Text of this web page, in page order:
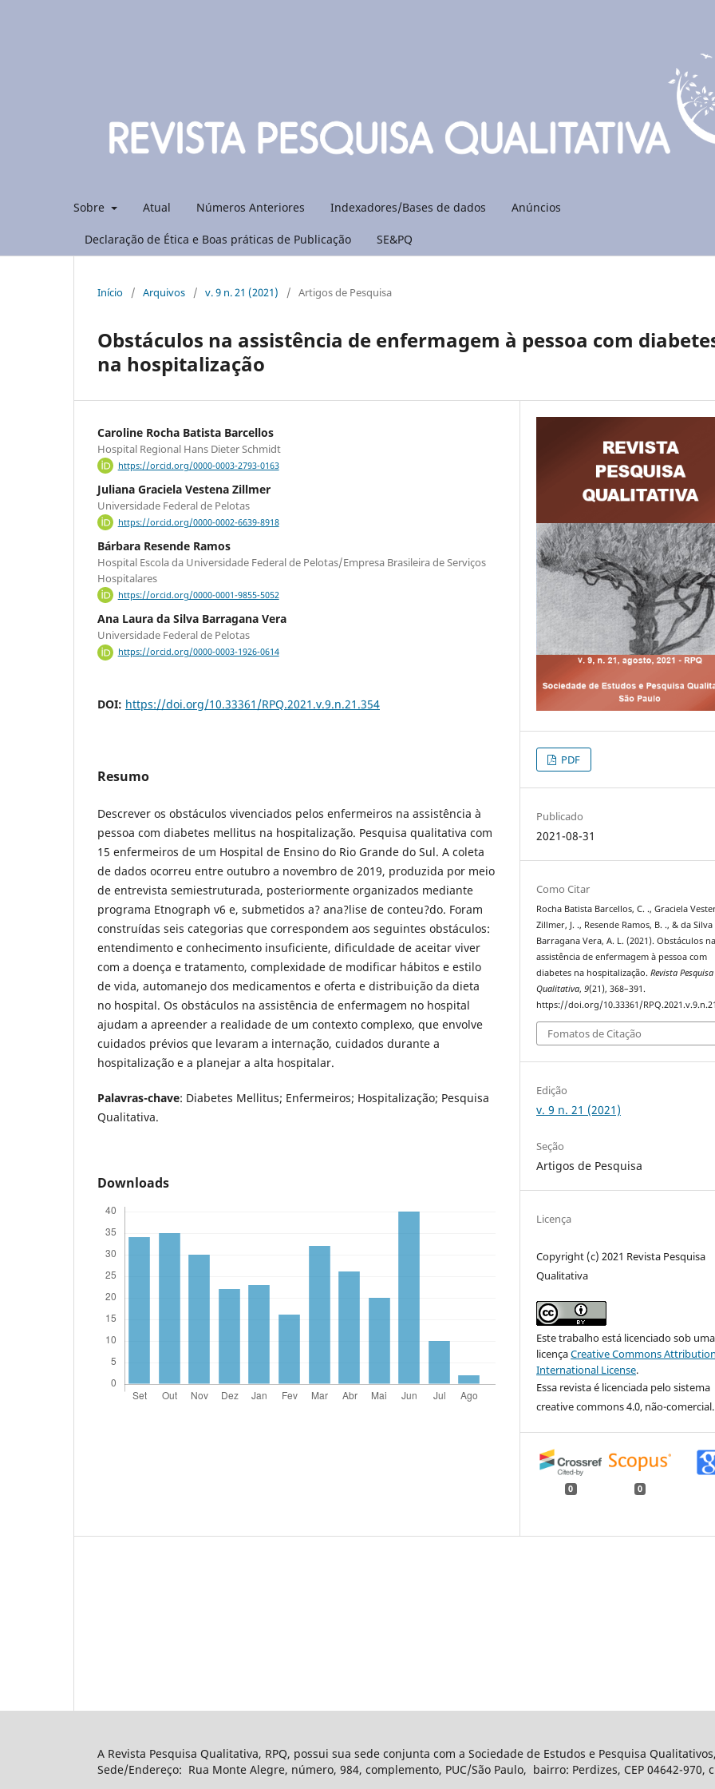
Sobre Atual Números Anteriores Indexadores/Bases de dados Anúncios
Declaração de Ética e Boas práticas de Publicação SE&PQ
Início / Arquivos / v. 9 n. 21 (2021) / Artigos de Pesquisa
Obstáculos na assistência de enfermagem à pessoa com
na hospitalização
Caroline Rocha Batista Barcellos
Hospital Regional Hans Dieter Schmidt
https://orcid.org/0000-0003-2793-0163
Juliana Graciela Vestena Zillmer
Universidade Federal de Pelotas
https://orcid.org/0000-0002-6639-8918
Bárbara Resende Ramos
Hospital Escola da Universidade Federal de Pelotas/Empresa Brasileira de Serviços
Hospitalares
https://orcid.org/0000-0001-9855-5052
Ana Laura da Silva Barragana Vera
Universidade Federal de Pelotas
https://orcid.org/0000-0003-1926-0614
DOI: https://doi.org/10.33361/RPQ.2021.v.9.n.21.354
Resumo
Descrever os obstáculos vivenciados pelos enfermeiros na assistência à
pessoa com diabetes mellitus na hospitalização. Pesquisa qualitativa com
15 enfermeiros de um Hospital de Ensino do Rio Grande do Sul. A coleta
de dados ocorreu entre outubro a novembro de 2019, produzida por meio
de entrevista semiestruturada, posteriormente organizados mediante
programa Etnograph v6 e, submetidos a? ana?lise de conteu?do. Foram
construídas seis categorias que correspondem aos seguintes obstáculos:
entendimento e conhecimento insuficiente, dificuldade de aceitar viver
com a doença e tratamento, complexidade de modificar hábitos e estilo
de vida, automanejo dos medicamentos e oferta e distribuição da dieta
no hospital. Os obstáculos na assistência de enfermagem no hospital
ajudam a apreender a realidade de um contexto complexo, que envolve
cuidados prévios que levaram a internação, cuidados durante a
hospitalização e a planejar a alta hospitalar.
Palavras-chave: Diabetes Mellitus; Enfermeiros; Hospitalização; Pesquisa
Qualitativa.
Downloads
PDF
Publicado
2021-08-31
Como Citar
Rocha Batista Barcellos, C. ., Graciela
Zillmer, J. ., Resende Ramos, B. ., & da Silva
Barragana Vera, A. L. (2021). Obstáculos na
assistência de enfermagem à pessoa com
diabetes na hospitalização.Revista Pesquisa
Qualitativa,9(21), 368–391.
https://doi.org/10.33361/
Fomatos de Citação
Edição
v. 9 n. 21 (2021)
Seção
Artigos de Pesquisa
Licença
Copyright (c) 2021 Revista Pesquisa
Qualitativa
Este trabalho está licenciado sob uma
licençaCreative Commons
International License.
Essa revista é licenciada pelo sistema
creative commons 4.0, não-comercial.
0 0
A Revista Pesquisa Qualitativa, RPQ, possui sua sede conjunta com a Sociedade de Estudos e Pesquisa
Sede/Endereço: Rua Monte Alegre, número, 984, complemento, PUC/São Paulo, bairro: Perdizes, CEP 04642-970,